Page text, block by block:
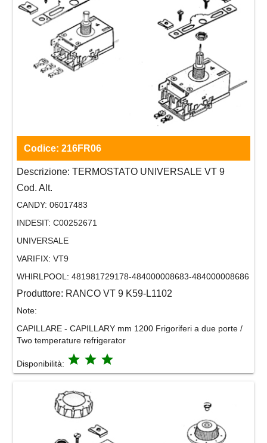
Codice: 216FR06
Descrizione: TERMOSTATO UNIVERSALE VT 9
Cod. Alt.
CANDY: 06017483
INDESIT: C00252671
UNIVERSALE
VARIFIX: VT9
WHIRLPOOL: 481981729178-484000008683-484000008686
Produttore: RANCO VT 9 K59-L1102
Note:
CAPILLARE - CAPILLARY mm 1200 Frigoriferi a due porte /
Two temperature refrigerator
Disponibilità: grade grade grade